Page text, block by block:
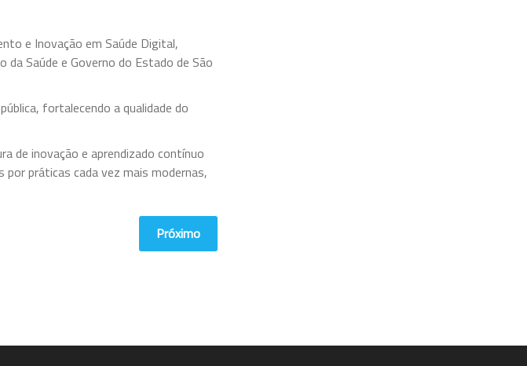
e Inovação em Saúde Digital,
da Saúde e Governo do Estado de São
fortalecendo a qualidade do
de inovação e aprendizado contínuo
práticas cada vez mais modernas,
Próximo